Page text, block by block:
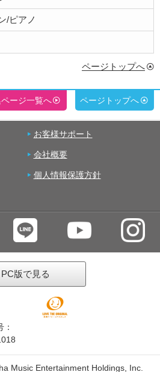
/ピアノ
ページトップへ
ージ一覧へ ページトップへ
お客様サポート
会社概要
個人情報保護方針
PC版で見る
Music Entertainment Holdings, Inc.